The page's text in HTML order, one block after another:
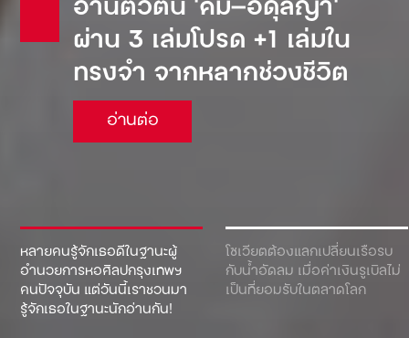
หลายคนรู้จักเธอดีในฐานะผู้
อำนวยการหอศิลปกรุงเทพฯ
คนปัจจุบัน แต่วันนี้เราชวนมา
รู้จักเธอในฐานะนักอ่านกัน!
โซเวียตต้องแลกเปลี่ยนเรือรบ
กับน้ำอัดลม เมื่อค่าเงินรูเบิลไม่
เป็นที่ยอมรับในตลาดโลก
อ่านตัวตน ‘คิม—อดุลญา’
ผ่าน 3 เล่มโปรด +1 เล่มใน
ทรงจำ จากหลากช่วงชีวิต
อ่านต่อ